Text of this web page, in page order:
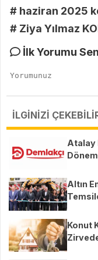
# haziran 2025
# Ziya Yılmaz
İlk Yorumu
İLGİNİZİ
Atalay
Altın
Konut